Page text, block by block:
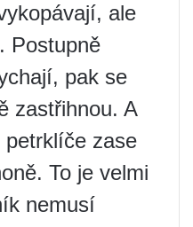
ale
Postupně
pak se
zastřihnou. A
zase
To je velmi
nemusí